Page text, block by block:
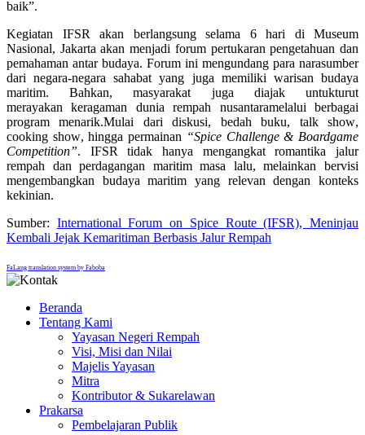
baik”.
Kegiatan IFSR akan berlangsung selama 6 hari di Museum
Nasional, Jakartaakan menjadi forum pertukaran pengetahuan dan
pemahaman antar budaya. Forum ini mengundang para narasumber
dari negara-negara sahabat yang juga memiliki warisan budaya
maritim. Bahkan, masyarakat juga diajak untukturut
merayakankeragaman dunia rempah nusantaramelaluiberbagai
program menarik.Mulai dari diskusi, bedah buku, talk show,
cooking show, hingga permainan “Spice Challenge & Boardgame
Competition”. IFSR tidak hanya mengangkat romantikajalur
rempah dan perdagangan maritimmasa lalu, melainkan bervisi
mengembangkan budaya maritim yang relevan dengan konteks
kekinian.
Sumber: International Forum on Spice Route (IFSR), Meninjau
Kembali Jejak Kemaritiman Berbasis Jalur Rempah
FaLang translation system by Faboba
Beranda
Tentang Kami
Yayasan Negeri Rempah
Visi, Misi dan Nilai
Majelis Yayasan
Mitra
Kontributor & Sukarelawan
Prakarsa
Pembelajaran Publik